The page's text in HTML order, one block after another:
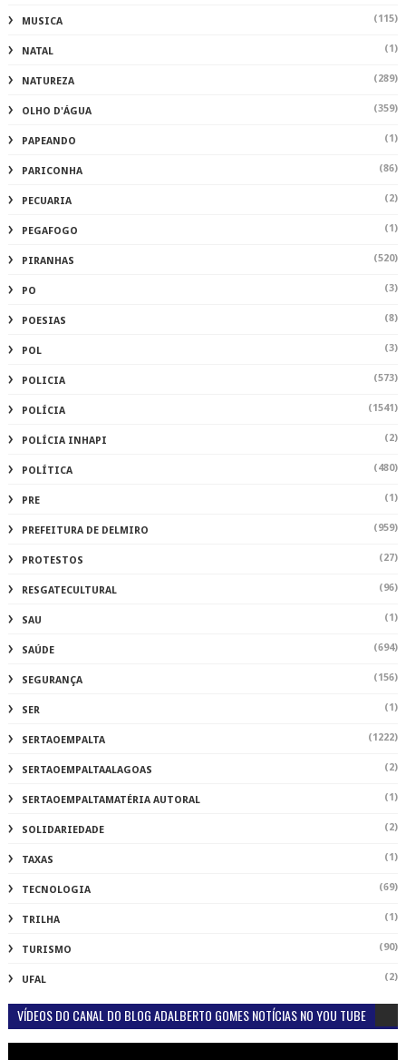
MUSICA (115)
NATAL (1)
NATUREZA (289)
OLHO D'ÁGUA (359)
PAPEANDO (1)
PARICONHA (86)
PECUARIA (2)
PEGAFOGO (1)
PIRANHAS (520)
PO (3)
POESIAS (8)
POL (3)
POLICIA (573)
POLÍCIA (1541)
POLÍCIA INHAPI (2)
POLÍTICA (480)
PRE (1)
PREFEITURA DE DELMIRO (959)
PROTESTOS (27)
RESGATECULTURAL (96)
SAU (1)
SAÚDE (694)
SEGURANÇA (156)
SER (1)
SERTAOEMPALTA (1222)
SERTAOEMPALTAALAGOAS (2)
SERTAOEMPALTAMATÉRIA AUTORAL (1)
SOLIDARIEDADE (2)
TAXAS (1)
TECNOLOGIA (69)
TRILHA (1)
TURISMO (90)
UFAL (2)
VÍDEOS DO CANAL DO BLOG ADALBERTO GOMES NOTÍCIAS NO YOU TUBE